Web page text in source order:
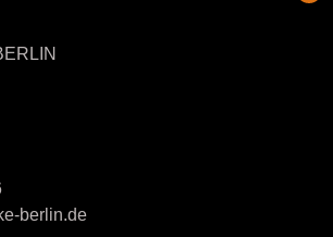
berlin.de